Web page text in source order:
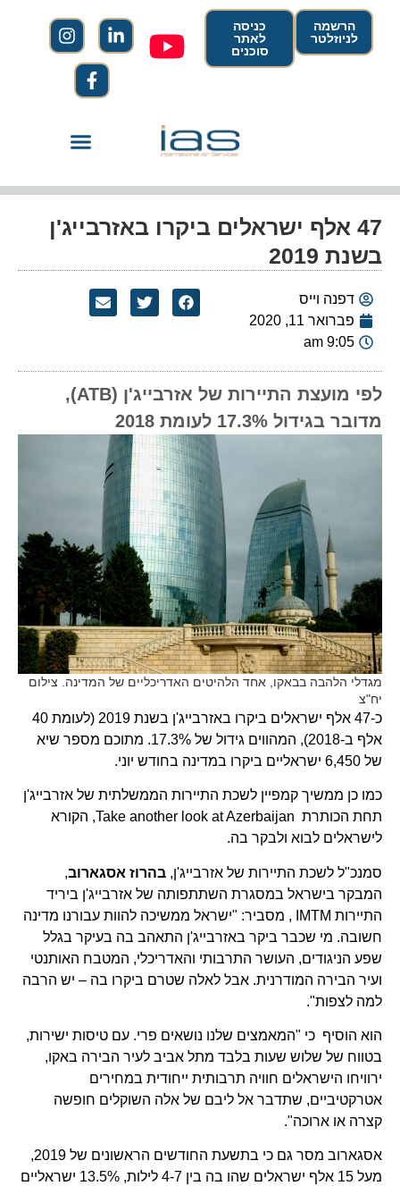
הרשמה
לניוזלטר
כניסה
לאתר
סוכנים
47 אלף ישראלים ביקרו באזרבייג'ן
בשנת 2019
דפנה וייס
פברואר 11, 2020
9:05 am
לפי מועצת התיירות של אזרבייג'ן (ATB),
מדובר בגידול 17.3% לעומת 2018
מגדלי הלהבה בבאקו, אחד הלהיטים האדריכליים של המדינה. צילום
יח"צ
כ-47 אלף ישראלים ביקרו באזרבייג'ן בשנת 2019 (לעומת 40
אלף ב-2018), המהווים גידול של 17.3%. מתוכם מספר שיא
של 6,450 ישראליים ביקרו במדינה בחודש יוני.
כמו כן ממשיך קמפיין לשכת התיירות הממשלתית של אזרבייג'ן
תחת הכותרת Take another look at Azerbaijan, הקורא
לישראלים לבוא ולבקר בה.
סמנכ"ל לשכת התיירות של אזרבייג'ן,בהרוז אסגארוב,
המבקר בישראל במסגרת השתתפותה של אזרבייג'ן ביריד
התיירות IMTM , מסביר: "ישראל ממשיכה להוות עבורנו מדינה
חשובה. מי שכבר ביקר באזרבייג'ן התאהב בה בעיקר בגלל
שפע הניגודים, העושר התרבותי והאדריכלי, המטבח האותנטי
ועיר הבירה המודרנית. אבל לאלה שטרם ביקרו בה – יש הרבה
למה לצפות".
הוא הוסיף כי "המאמצים שלנו נושאים פרי. עם טיסות ישירות,
בטווח של שלוש שעות בלבד מתל אביב לעיר הבירה באקו,
ירוויחו הישראלים חוויה תרבותית ייחודית במחירים
אטרקטיביים, שתדבר אל ליבם של אלה השוקלים חופשה
קצרה או ארוכה".
אסגארוב מסר גם כי בתשעת החודשים הראשונים של 2019,
מעל 15 אלף ישראלים שהו בה בין 4-7 לילות, 13.5% ישראליים